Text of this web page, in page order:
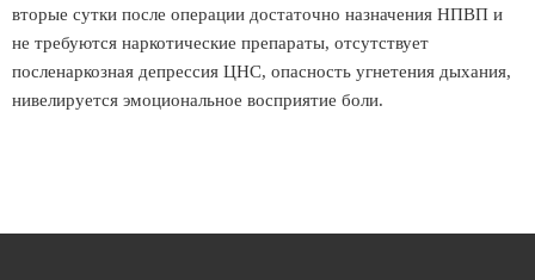
вторые сутки после операции достаточно назначения НПВП и
не требуются наркотические препараты, отсутствует
посленаркозная депрессия ЦНС, опасность угнетения дыхания,
нивелируется эмоциональное восприятие боли.